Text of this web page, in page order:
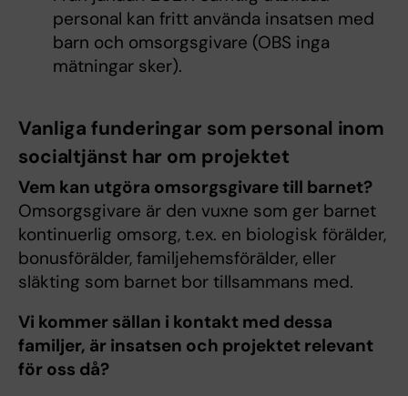
personal kan fritt använda insatsen med
barn och omsorgsgivare (OBS inga
mätningar sker).
Vanliga funderingar som personal inom
socialtjänst har om projektet
Vem kan utgöra omsorgsgivare till barnet?
Omsorgsgivare är den vuxne som ger barnet
kontinuerlig omsorg, t.ex. en biologisk förälder,
bonusförälder, familjehemsförälder, eller
släkting som barnet bor tillsammans med.
Vi kommer sällan i kontakt med dessa
familjer, är insatsen och projektet relevant
för oss då?